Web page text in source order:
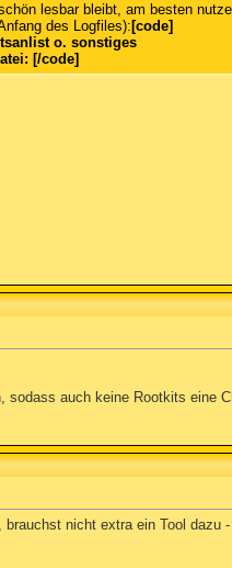
lesbar bleibt, am besten
des Logfiles): [code]
o. sonstiges
[/code]
auch keine Rootkits eine
nicht extra ein Tool